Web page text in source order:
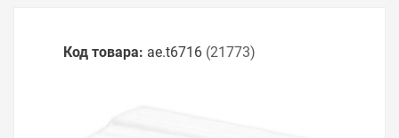
Код товара: ae.t6716 (21773)